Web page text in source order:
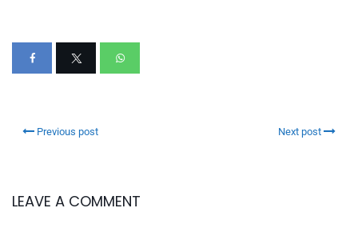
Previous post Next post
LEAVE A COMMENT